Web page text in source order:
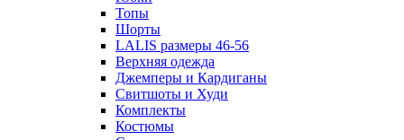
Топы
Шорты
LALIS размеры 46-56
Верхняя одежда
Джемперы и Кардиганы
Свитшоты и Худи
Комплекты
Костюмы